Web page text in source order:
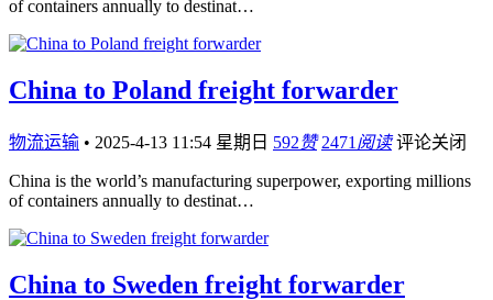
of containers annually to destinat…
China to Poland freight forwarder
物流运输 • 2025-4-13 11:54 星期日 592赞 2471 阅读 评论关闭
China is the world’s manufacturing superpower, exporting millions
of containers annually to destinat…
China to Sweden freight forwarder